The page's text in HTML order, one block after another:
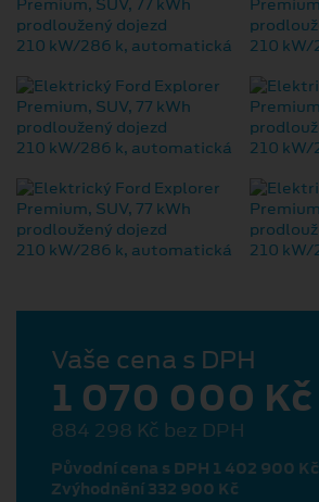
Vaše cena s DPH
1 070 000 Kč
884 298 Kč bez DPH
Původní cena s DPH 1 402 900 Kč
Zvýhodnění 332 900 Kč